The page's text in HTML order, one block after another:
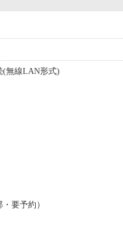
(無線LAN形式)
要予約）